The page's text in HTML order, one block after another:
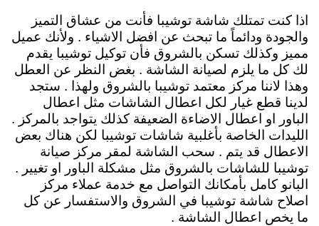
اذا كنت تمتلك شاشة توشيبا فأنت من عشاق التميز
والجودة ودائماً ما تبحث عن افضل الاشياء . ولأنك عميل
مميز وكذلك تسكن بالشروق فأن توكيل توشيبا يقدم
لك كل ما يلزم لصيانة الشاشة . بغض النظر عن العطل
وهذا لاننا مركز معتمد توشيبا بالشروق ولهذا . ستجد
لدينا قطع غيار لكل اعطال الشاشات مثل اعطال
الباور او اعطال الاضاءة الضعيفة كذلك يتواجد بالمركز .
الليدات الخاصة بأغلبية شاشات توشيبا لكن هناك بعض
الاعطال قد يتم . سحب الشاشة لمقر مركز صيانة
توشيبا للشاشات بالشروق مثل مشكلة الباور او تغيير .
البانو كامل بأمكانك التواصل مع خدمة عملاء مركز
اصلاح شاشة توشيبا في الشروق والاستفسار عن كل
ما يخص اعطال الشاشة .